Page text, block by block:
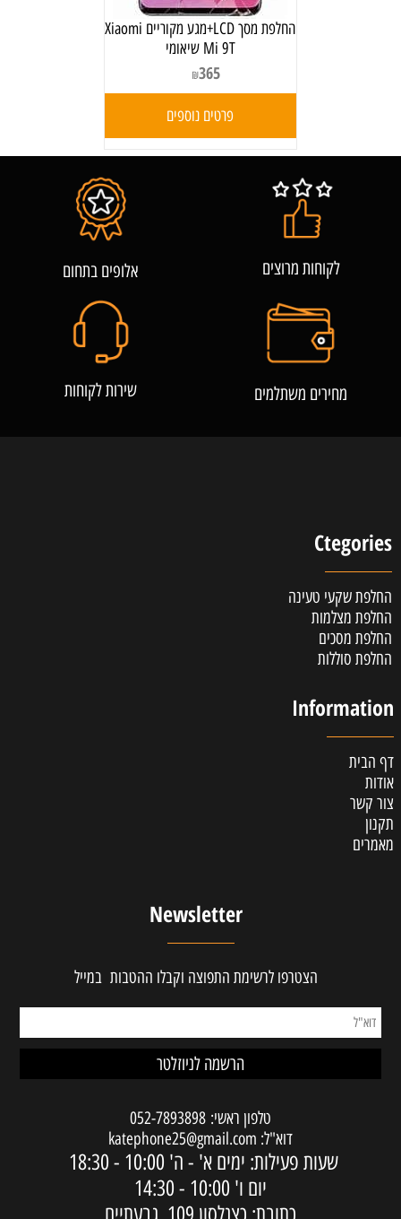
החלפת מסך LCD+מגע מקוריים Xiaomi
Mi 9T שיאומי
₪365
פרטים נוספים
לקוחות מרוצים אלופים בתחום
מחירים משתלמים שירות לקוחות
Ctegories
החלפת שקעי טעינה
החלפת מצלמות
החלפת מסכים
החלפת סוללות
Information
דף הבית
אודות
צור קשר
תקנון
מאמרים
Newsletter
הצטרפו לרשימת התפוצה וקבלו ההטבות במייל
טלפון ראשי: 052-7893898
דוא"ל: katephone25@gmail.com
שעות פעילות: ימים א' - ה' 10:00 - 18:30
יום ו' 10:00 - 14:30